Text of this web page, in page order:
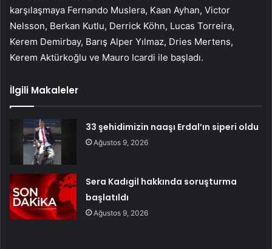
karşılaşmaya Fernando Muslera, Kaan Ayhan, Victor
Nelsson, Berkan Kutlu, Derrick Köhn, Lucas Torreira,
Kerem Demirbay, Barış Alper Yılmaz, Dries Mertens,
Kerem Aktürkoğlu ve Mauro Icardi ile başladı.
İlgili Makaleler
33 şehidimizin naaşı Erdal’ın siperi oldu
Ağustos 9, 2026
Sera Kadıgil hakkında soruşturma
başlatıldı
Ağustos 9, 2026